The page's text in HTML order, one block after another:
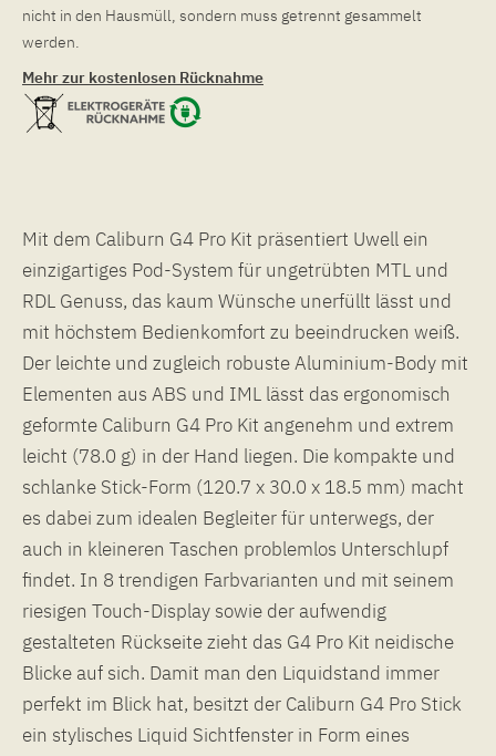
nicht in den Hausmüll, sondern muss getrennt gesammelt
werden.
Mehr zur kostenlosen Rücknahme
Mit dem Caliburn G4 Pro Kit präsentiert Uwell ein
einzigartiges Pod-System für ungetrübten MTL und
RDL Genuss, das kaum Wünsche unerfüllt lässt und
mit höchstem Bedienkomfort zu beeindrucken weiß.
Der leichte und zugleich robuste Aluminium-Body mit
Elementen aus ABS und IML lässt das ergonomisch
geformte Caliburn G4 Pro Kit angenehm und extrem
leicht (78.0 g) in der Hand liegen. Die kompakte und
schlanke Stick-Form (120.7 x 30.0 x 18.5 mm) macht
es dabei zum idealen Begleiter für unterwegs, der
auch in kleineren Taschen problemlos Unterschlupf
findet. In 8 trendigen Farbvarianten und mit seinem
riesigen Touch-Display sowie der aufwendig
gestalteten Rückseite zieht das G4 Pro Kit neidische
Blicke auf sich. Damit man den Liquidstand immer
perfekt im Blick hat, besitzt der Caliburn G4 Pro Stick
ein stylisches Liquid Sichtfenster in Form eines